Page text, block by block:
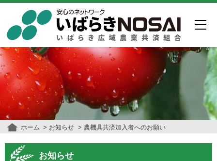
ホーム お知らせ 農機具共済加入者へのお願い
お知らせ